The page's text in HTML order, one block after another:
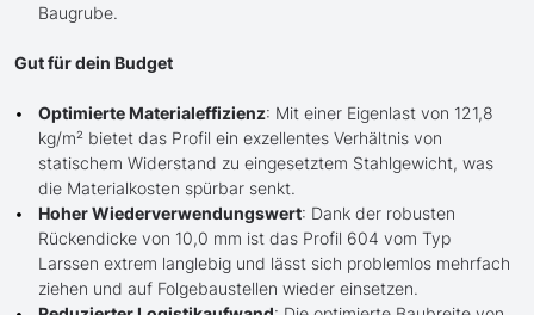
Baugrube.
Gut für dein Budget
Optimierte Materialeffizienz: Mit einer Eigenlast von 121,8
kg/m² bietet das Profil ein exzellentes Verhältnis von
statischem Widerstand zu eingesetztem Stahlgewicht, was
die Materialkosten spürbar senkt.
Hoher Wiederverwendungswert: Dank der robusten
Rückendicke von 10,0 mm ist das Profil 604 vom Typ
Larssen extrem langlebig und lässt sich problemlos mehrfach
ziehen und auf Folgebaustellen wieder einsetzen.